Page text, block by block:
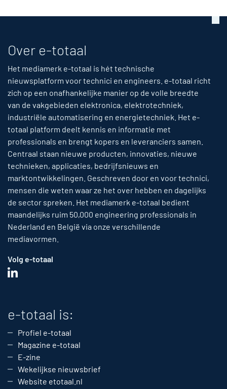
Over e-totaal
Het mediamerk e-totaal is hét technische
nieuwsplatform voor technici en engineers. e-totaal richt
zich op een onafhankelijke manier op de volle breedte
van de vakgebieden elektronica, elektrotechniek,
industriële automatisering en energietechniek. Het e-
totaal platform deelt kennis en informatie met
professionals en brengt kopers en leveranciers samen.
Centraal staan nieuwe producten, innovaties, nieuwe
technieken, applicaties, bedrijfsnieuws en
marktontwikkelingen. Geschreven door en voor technici,
mensen die weten waar ze het over hebben en dagelijks
de sector spreken. Het mediamerk e-totaal bedient
maandelijks ruim 50,000 engineering professionals in
Nederland en België via onze verschillende
mediavormen.
Volg e-totaal
e-totaal is:
Profiel e-totaal
Magazine e-totaal
E-zine
Wekelijkse nieuwsbrief
Website etotaal.nl